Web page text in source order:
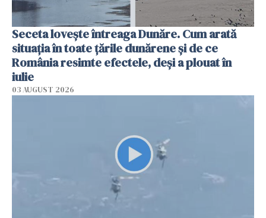
Seceta lovește întreaga Dunăre. Cum arată
situația în toate țările dunărene și de ce
România resimte efectele, deși a plouat în
iulie
03 AUGUST 2026